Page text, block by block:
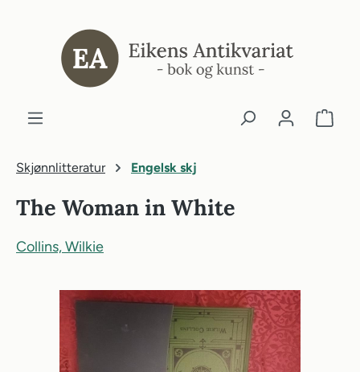
Skjønnlitteratur Engelsk skj
The Woman in White
Collins, Wilkie
Hopp over bildegalleri